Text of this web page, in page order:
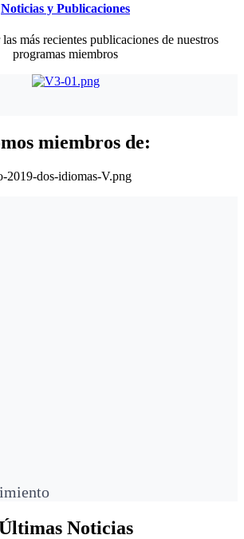
Noticias y Publicaciones
más recientes publicaciones de nuestros
programas miembros
miembros de:
Noticias